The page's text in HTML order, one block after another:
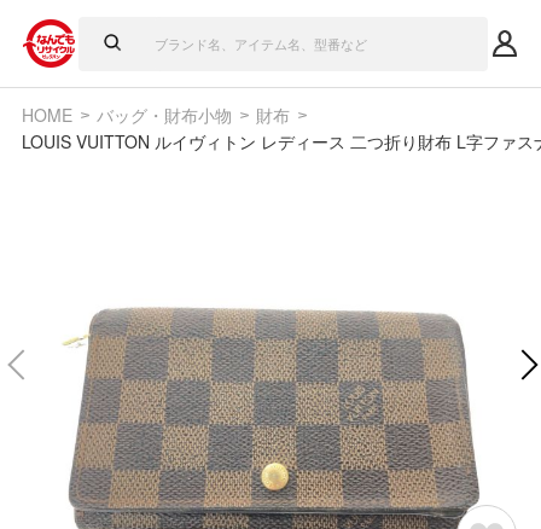
HOME バッグ・財布小物
財布
LOUIS VUITTON ルイヴィトン レディース 二つ折り財布 L字ファ